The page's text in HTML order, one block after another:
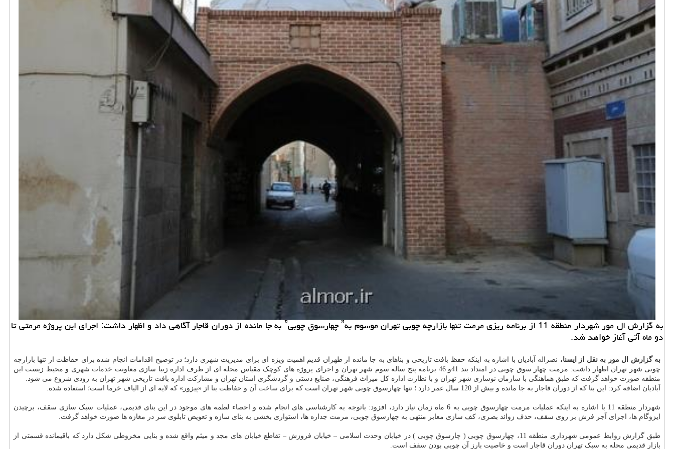
به گزارش ال مور شهردار منطقه 11 از برنامه ریزی مرمت تنها بازارچه چوبی تهران موسوم بهˮ چهارسوق چوبیˮ به جا مانده از دوران قاجار آگاهی داد و اظهار داشت: اجرای این پروژه مرمتی تا
دو ماه آتی آغاز خواهد شد.
به گزارش ال مور به نقل از ایسنا، نصراله آبادیان با اشاره به اینکه حفظ بافت تاریخی و بناهای به جا مانده از طهران قدیم اهمیت ویژه ای برای مدیریت شهری دارد؛ در توضیح اقدامات انجام شده برای حفاظت از تنها بازارچه
چوبی شهر تهران اظهار داشت: مرمت چهار سوق چوبی در امتداد بند 41و 46 برنامه پنج ساله سوم شهر تهران و اجرای پروژه های کوچک مقیاس محله ای از طرف اداره زیبا سازی معاونت
خدمات شهری و محیط زیست این
منطقه صورت خواهد گرفت که طبق هماهنگی با سازمان نوسازی شهر تهران و با نظارت اداره کل میراث فرهنگی، صنایع دستی و گردشگری استان تهران و مشارکت اداره بافت تاریخی شهر تهران به زودی شروع می شود.
آبادیان اضافه کرد: این بنا که از دوران قاجار به جا مانده و بیش از 120 سال عمر دارد ؛ تنها چهارسوق چوبی شهر تهران است که برای
ساخت آن و حفاظت بنا از «پیزور» که لایه ای از الیاف خرما است؛ استفاده شده.
شهردار منطقه 11 با اشاره به اینکه عملیات مرمت چهارسوق چوبی به 6 ماه زمان نیاز دارد، افزود: باتوجه به کارشناسی های انجام شده و احصاء لطمه های موجود در این بنای قدیمی، عملیات سبک سازی سقف، برچیدن
ایزوگام ها، اجرای آجر فرش بر روی سقف، حذف زوائد بصری، کف سازی معابر منتهی به چهارسوق چوبی، مرمت جداره ها، استواری بخشی به بنای سازه و تعویض تابلوی سر در مغازه ها صورت خواهد گرفت.
طبق گزارش روابط عمومی شهرداری منطقه 11، چهارسوق چوبی ( چارسوق چوبی ) در خیابان وحدت اسلامی – خیابان فروزش – تقاطع خیابان های مجد و میثم واقع شده و بنایی مخروطی شکل دارد که باقیمانده قسمتی از
بازار قدیمی محله به سبک تهران دوران قاجار است و خاصیت بارز آن چوبی بودن سقف است.